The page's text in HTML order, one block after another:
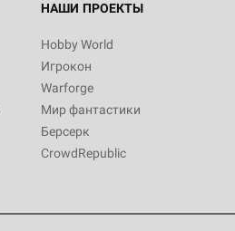
НАШИ ПРОЕКТЫ
Hobby World
Игрокон
Warforge
Мир фантастики
Берсерк
CrowdRepublic